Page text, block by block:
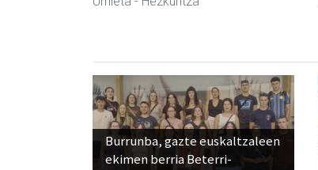
Burrunba, gazte euskaltzaleen
ekimen berria Beterri-